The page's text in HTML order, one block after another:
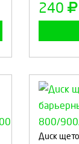
240
Диск